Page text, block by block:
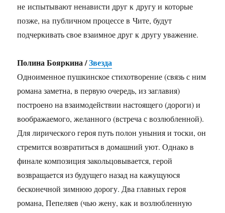
не испытывают ненависти друг к другу и которые
позже, на публичном процессе в Чите, будут
подчеркивать свое взаимное друг к другу уважение.
Полина Бояркина /Звезда
Одноименное пушкинское стихотворение (связь с ним
романа заметна, в первую очередь, из заглавия)
построено на взаимодействии настоящего (дороги) и
воображаемого, желанного (встреча с возлюбленной).
Для лирического героя путь полон уныния и тоски, он
стремится возвратиться в домашний уют. Однако в
финале композиция закольцовывается, герой
возвращается из будущего назад на кажущуюся
бесконечной зимнюю дорогу. Два главных героя
романа, Пепеляев (чью жену, как и возлюбленную